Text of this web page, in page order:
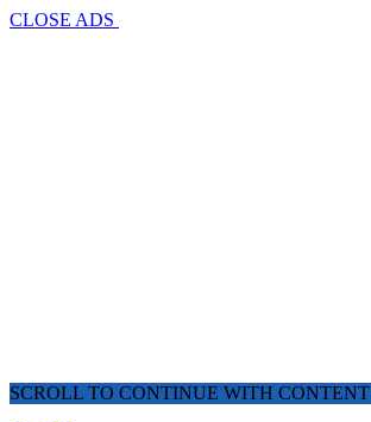
CLOSE ADS
SCROLL TO CONTINUE WITH CONTENT